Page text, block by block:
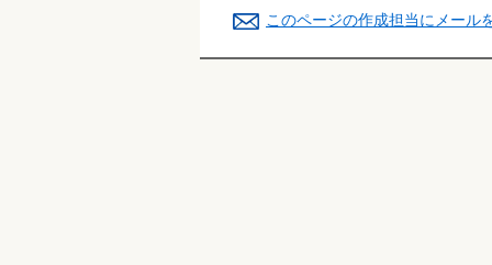
このページの作成担当にメール